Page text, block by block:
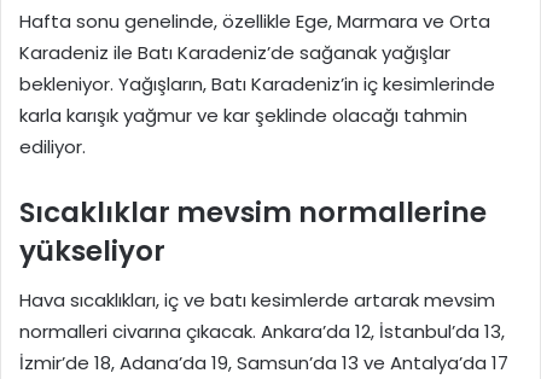
Hafta sonu genelinde, özellikle Ege, Marmara ve Orta
Karadeniz ile Batı Karadeniz’de sağanak yağışlar
bekleniyor. Yağışların, Batı Karadeniz’in iç kesimlerinde
karla karışık yağmur ve kar şeklinde olacağı tahmin
ediliyor.
Sıcaklıklar mevsim normallerine
yükseliyor
Hava sıcaklıkları, iç ve batı kesimlerde artarak mevsim
normalleri civarına çıkacak. Ankara’da 12, İstanbul’da 13,
İzmir’de 18, Adana’da 19, Samsun’da 13 ve Antalya’da 17